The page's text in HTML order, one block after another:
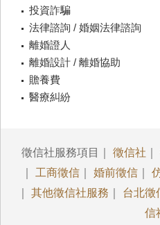
投資詐騙
法律諮詢 / 婚姻法律諮詢
離婚證人
離婚設計 / 離婚協助
贍養費
醫療糾紛
徵信社服務項目｜ 徵信社
工商徵信 婚前徵信
其他徵信社服務 台北徵
信